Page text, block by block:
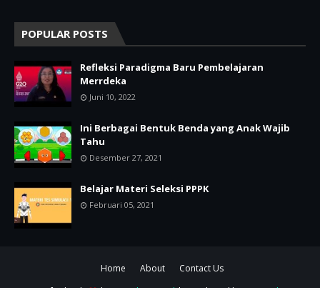
POPULAR POSTS
Refleksi Paradigma Baru Pembelajaran
Merrdeka
Juni 10, 2022
Ini Berbagai Bentuk Benda yang Anak Wajib
Tahu
Desember 27, 2021
Belajar Materi Seleksi PPPK
Februari 05, 2021
Home About
Contact Us